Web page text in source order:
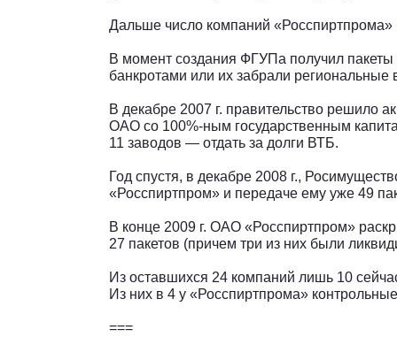
Дальше число компаний «Росспиртпрома»
В момент создания ФГУПа получил
банкротами или их забрали региональные
В декабре 2007 г. правительство решило
ОАО со 100%-ным государственным
11 заводов — отдать за долги ВТБ.
Год спустя, в декабре 2008 г.,
«Росспиртпром» и передаче ему уже 49
В конце 2009 г. ОАО «Росспиртпром»
27 пакетов (причем три из них были
Из оставшихся 24 компаний лишь 10
Из них в 4 у «Росспиртпрома»
===